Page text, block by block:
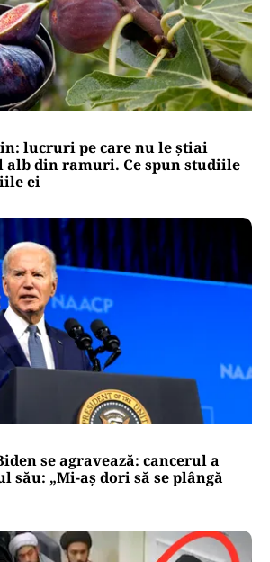
lucruri pe care nu le știai
alb din ramuri. Ce spun studiile
ei
se agravează: cancerul a
său: „Mi-aș dori să se plângă